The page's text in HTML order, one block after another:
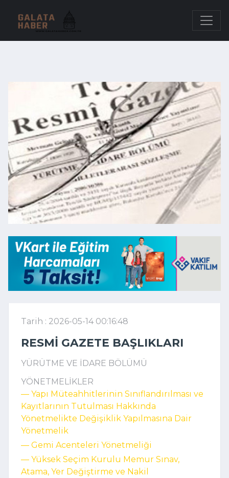
Tarih : 2026-05-14 00:16:48
RESMI GAZETE BAŞLIKLARI
YÜRÜTME VE İDARE BÖLÜMÜ
YÖNETMELİKLER
–– Yapı Müteahhitlerinin Sınıflandırılması ve
Kayıtlarının Tutulması Hakkında
Yönetmelikte Değişiklik Yapılmasına Dair
Yönetmelik
–– Gemi Acenteleri Yönetmeliği
–– Yüksek Seçim Kurulu Memur Sınav,
Atama, Yer Değiştirme ve Nakil